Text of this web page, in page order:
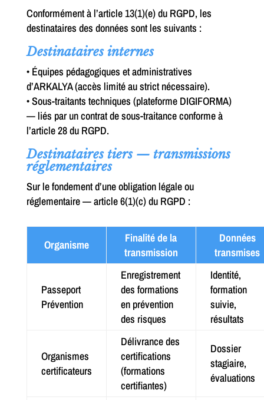
Conformément à l’article 13(1)(e) du RGPD, les
destinataires des données sont les suivants :
Destinataires internes
• Équipes pédagogiques et administratives
d’ARKALYA (accès limité au strict nécessaire).
• Sous-traitants techniques (plateforme DIGIFORMA)
— liés par un contrat de sous-traitance conforme à
l’article 28 du RGPD.
Destinataires tiers — transmissions
réglementaires
Sur le fondement d’une obligation légale ou
réglementaire — article 6(1)(c) du RGPD :
Organisme
Finalité de la
transmission
Données
transmises
Passeport
Prévention
Enregistrement
des formations
en prévention
des risques
Identité,
formation
suivie,
résultats
Organismes
certificateurs
Délivrance des
certifications
(formations
certifiantes)
Dossier
stagiaire,
évaluations